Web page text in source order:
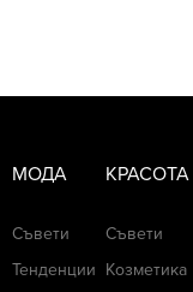
МОДА
Съвети
Тенденции
КРАСОТА
Съвети
Козметика